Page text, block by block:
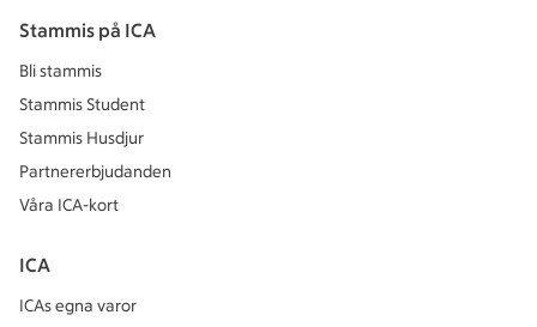
Stammis på ICA
Bli stammis
Stammis Student
Stammis Husdjur
Partnererbjudanden
Våra ICA-kort
ICA
ICAs egna varor